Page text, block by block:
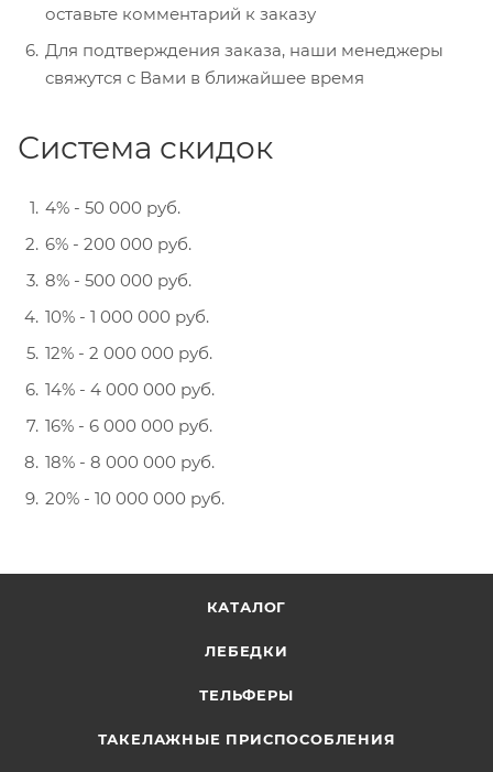
оставьте комментарий к заказу
Для подтверждения заказа, наши менеджеры
свяжутся с Вами в ближайшее время
Система скидок
4% - 50 000 руб.
6% - 200 000 руб.
8% - 500 000 руб.
10% - 1 000 000 руб.
12% - 2 000 000 руб.
14% - 4 000 000 руб.
16% - 6 000 000 руб.
18% - 8 000 000 руб.
20% - 10 000 000 руб.
КАТАЛОГ
ЛЕБЕДКИ
ТЕЛЬФЕРЫ
ТАКЕЛАЖНЫЕ ПРИСПОСОБЛЕНИЯ